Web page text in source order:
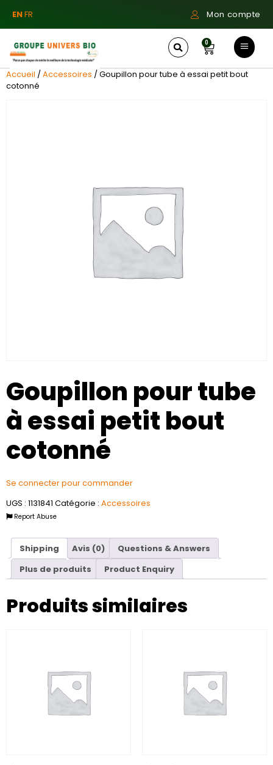
ENFR Mon compte
0
Accueil /Accessoires / Goupillon pour tube à essai petit bout
cotonné
Goupillon pour tube
à essai petit bout
cotonné
Se connecter pour commander
UGS : 1131841 Catégorie : Accessoires
Report Abuse
Shipping Avis (0)
Questions & Answers
Plus de produits
Product Enquiry
Produits similaires